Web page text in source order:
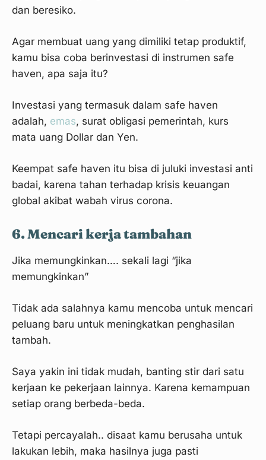
dan beresiko.
Agar membuat uang yang dimiliki tetap produktif,
kamu bisa coba berinvestasi di instrumen safe
haven, apa saja itu?
Investasi yang termasuk dalam safe haven
adalah, emas, surat obligasi pemerintah, kurs
mata uang Dollar dan Yen.
Keempat safe haven itu bisa di juluki investasi anti
badai, karena tahan terhadap krisis keuangan
global akibat wabah virus corona.
6. Mencari kerja tambahan
Jika memungkinkan…. sekali lagi “jika
memungkinkan”
Tidak ada salahnya kamu mencoba untuk mencari
peluang baru untuk meningkatkan penghasilan
tambah.
Saya yakin ini tidak mudah, banting stir dari satu
kerjaan ke pekerjaan lainnya. Karena kemampuan
setiap orang berbeda-beda.
Tetapi percayalah.. disaat kamu berusaha untuk
lakukan lebih, maka hasilnya juga pasti